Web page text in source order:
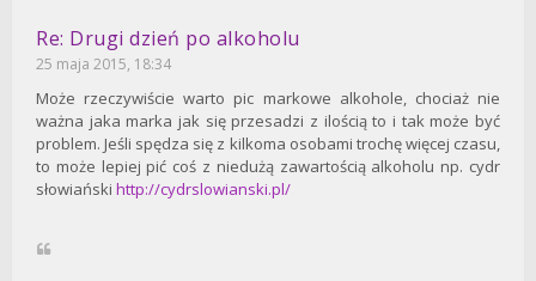
Re: Drugi dzień po alkoholu
25 maja 2015, 18:34
Może rzeczywiście warto pic markowe alkohole, chociaż nie
ważna jaka marka jak się przesadzi z ilością to i tak może być
problem. Jeśli spędza się z kilkoma osobami trochę więcej czasu,
to może lepiej pić coś z niedużą zawartością alkoholu np. cydr
słowiański http://cydrslowianski.pl/